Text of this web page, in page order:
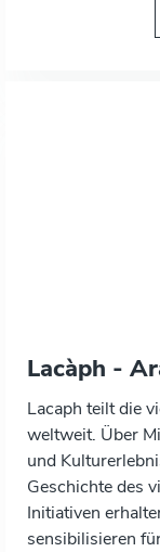
Lacàph -
Lacaph teilt die
weltweit. Über
und
Geschichte des
Initiativen
sensibilisieren